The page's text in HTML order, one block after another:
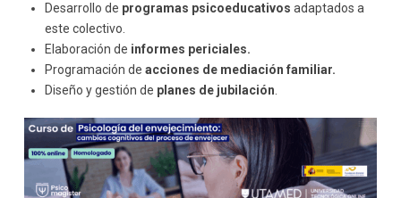
Desarrollo de programas psicoeducativos adaptados a
este colectivo.
Elaboración de informes periciales.
Programación deacciones de mediación familiar.
Diseño y gestión de planes de jubilación.